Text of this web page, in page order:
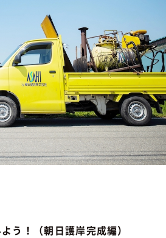
3201 Instagram
う！（朝日護岸完成編）